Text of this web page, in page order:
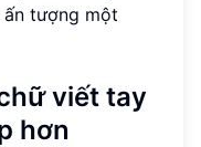
tượng một
viết tay
hơn